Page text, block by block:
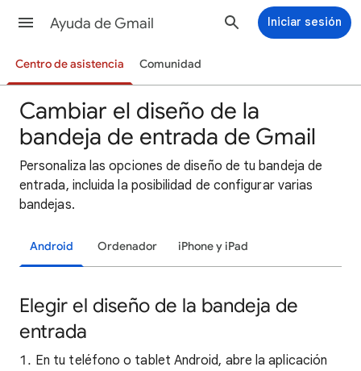
Ayuda de Gmail Iniciar sesión
Centro de asistencia Comunidad
Cambiar el diseño de la
bandeja de entrada de Gmail
Personaliza las opciones de diseño de tu bandeja de
entrada, incluida la posibilidad de configurar varias
bandejas.
Android Ordenador iPhone y iPad
Elegir el diseño de la bandeja de
entrada
En tu teléfono o tablet Android, abre la aplicación